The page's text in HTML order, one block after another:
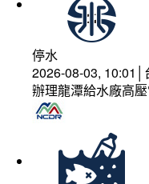
停水
2026-08-03, 10:01│
辦理龍潭給水廠高